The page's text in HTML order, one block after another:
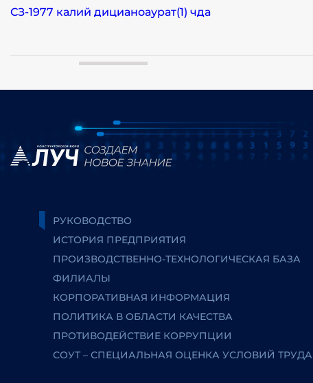
СЗ-1977 калий дицианоаурат(1) чда
РУКОВОДСТВО
ИСТОРИЯ ПРЕДПРИЯТИЯ
ПРОИЗВОДСТВЕННО-ТЕХНОЛОГИЧЕСКАЯ БАЗА
ФИЛИАЛЫ
КОРПОРАТИВНАЯ ИНФОРМАЦИЯ
ПОЛИТИКА В ОБЛАСТИ КАЧЕСТВА
ПРОТИВОДЕЙСТВИЕ КОРРУПЦИИ
СОУТ – СПЕЦИАЛЬНАЯ ОЦЕНКА УСЛОВИЙ ТРУДА